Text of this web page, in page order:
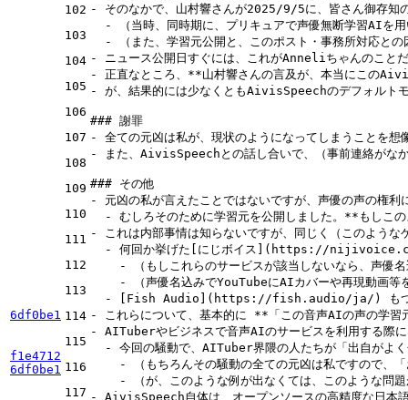
6df0be1
f1e4712
6df0be1
102
103
104
105
106
107
108
109
110
111
112
113
114
115
116
117
-
そのなかで、山村響さんが2025/9/5に、皆さん御存知
  -
  -
（また、学習元公開と、このポスト・事務所対応と
-
ニュース公開日すぐには、これがAnneliちゃんのこと
-
正直なところ、 **山村響さんの言及が、本当にこの
-
が、結果的には少なくともAivisSpeechのデフォルトモ
### 謝罪
-
-
また、AivisSpeechとの話し合いで、（事前連絡がなか
### その他
-
  -
むしろそのために学習元を公開しました。 **もしこの
-
  -
何回か挙げた[ にじボイス ]( https://
    -
    -
  -
Fish Audio ]( https://fish.audio/ja/ ) も
-
これらについて、基本的に **「この音声AIの声の学習
-
  -
    -
    -
-